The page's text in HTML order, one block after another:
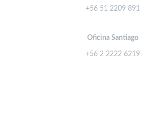
+56 51 2209 891
Oficina Santiago
+56 2 2222 6219